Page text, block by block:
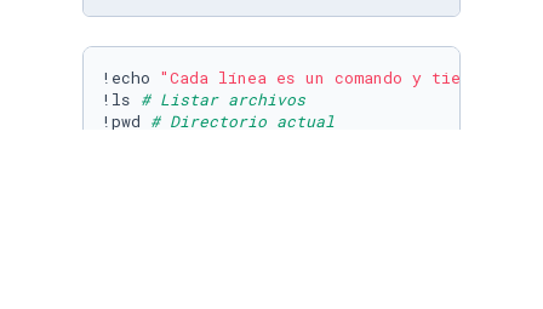
!echo "Cada línea es un comando y tiene su
!ls # Listar archivos
!pwd # Directorio actual